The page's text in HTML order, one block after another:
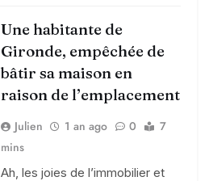
Une habitante de
Gironde, empêchée de
bâtir sa maison en
raison de l’emplacement
Julien 1 an ago 0
7
mins
Ah, les joies de l’immobilier et